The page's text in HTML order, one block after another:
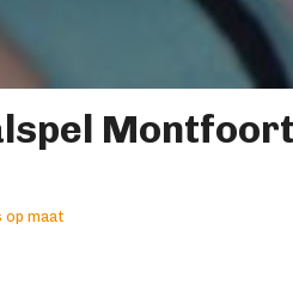
Montfoort
maat